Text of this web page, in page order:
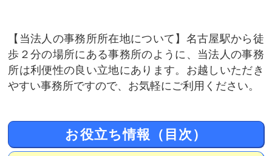
当法人の事務所所在地について
名古屋駅から徒
歩２分の場所にある事務所のように、当法人の事務
所は利便性の良い立地にあります。お越しいただき
やすい事務所ですので、お気軽にご利用ください。
お役立ち情報（目次）